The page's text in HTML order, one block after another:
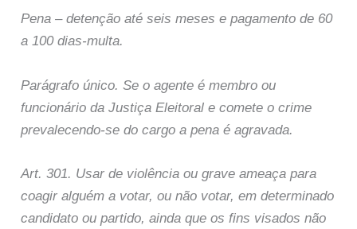
Pena – detenção até seis meses e pagamento de 60
a 100 dias-multa.
Parágrafo único. Se o agente é membro ou
funcionário da Justiça Eleitoral e comete o crime
prevalecendo-se do cargo a pena é agravada.
Art. 301. Usar de violência ou grave ameaça para
coagir alguém a votar, ou não votar, em determinado
candidato ou partido, ainda que os fins visados não